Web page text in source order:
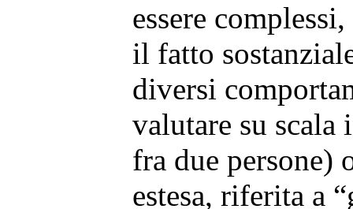
essere
il fatto
diversi
valutare su
fra due persone)
estesa, riferita a